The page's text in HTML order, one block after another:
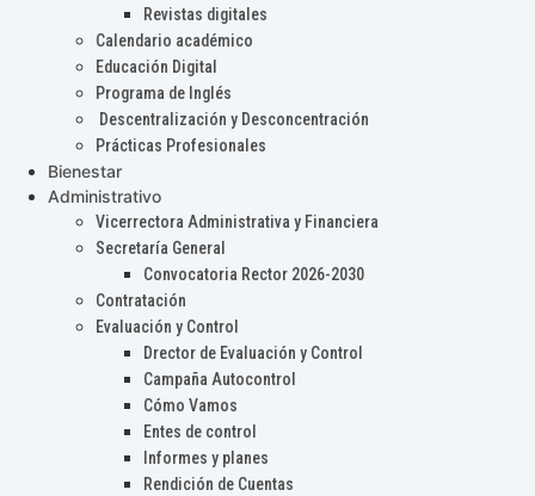
Revistas digitales
Calendario académico
Educación Digital
Programa de Inglés
Descentralización y Desconcentración
Prácticas Profesionales
Bienestar
Administrativo
Vicerrectora Administrativa y Financiera
Secretaría General
Convocatoria Rector 2026-2030
Contratación
Evaluación y Control
Drector de Evaluación y Control
Campaña Autocontrol
Cómo Vamos
Entes de control
Informes y planes
Rendición de Cuentas